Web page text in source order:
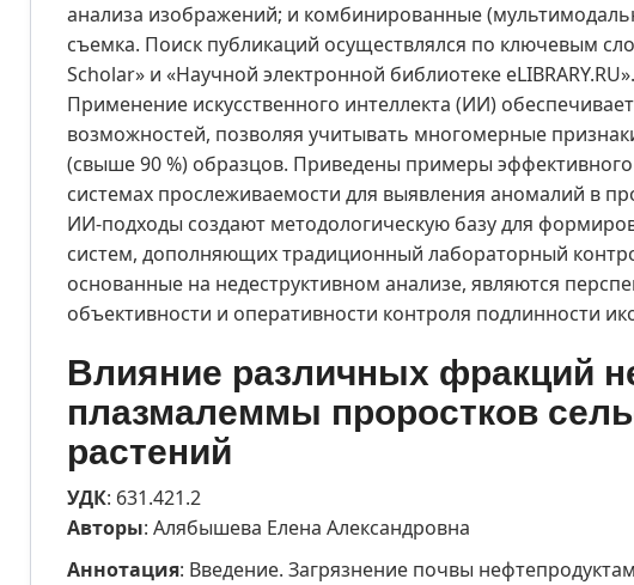
анализа изображений; и комбинированные
съемка. Поиск публикаций осуществлялся по ключевым
Scholar» и «Научной электронной библиотеке
Применение искусственного интеллекта (ИИ)
возможностей, позволяя учитывать многомерные
(свыше 90 %) образцов. Приведены примеры
системах прослеживаемости для выявления аномалий в
ИИ-подходы создают методологическую базу для
систем, дополняющих традиционный лабораторный
основанные на недеструктивном анализе, являются
объективности и оперативности контроля подлинности
Влияние различных фракций
плазмалеммы проростков
растений
УДК: 631.421.2
Авторы: Алябышева Елена Александровна
Аннотация: Введение. Загрязнение почвы